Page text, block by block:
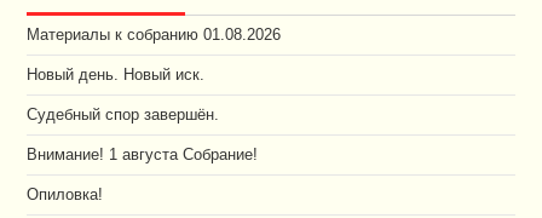
Материалы к собранию 01.08.2026
Новый день. Новый иск.
Судебный спор завершён.
Внимание! 1 августа Собрание!
Опиловка!